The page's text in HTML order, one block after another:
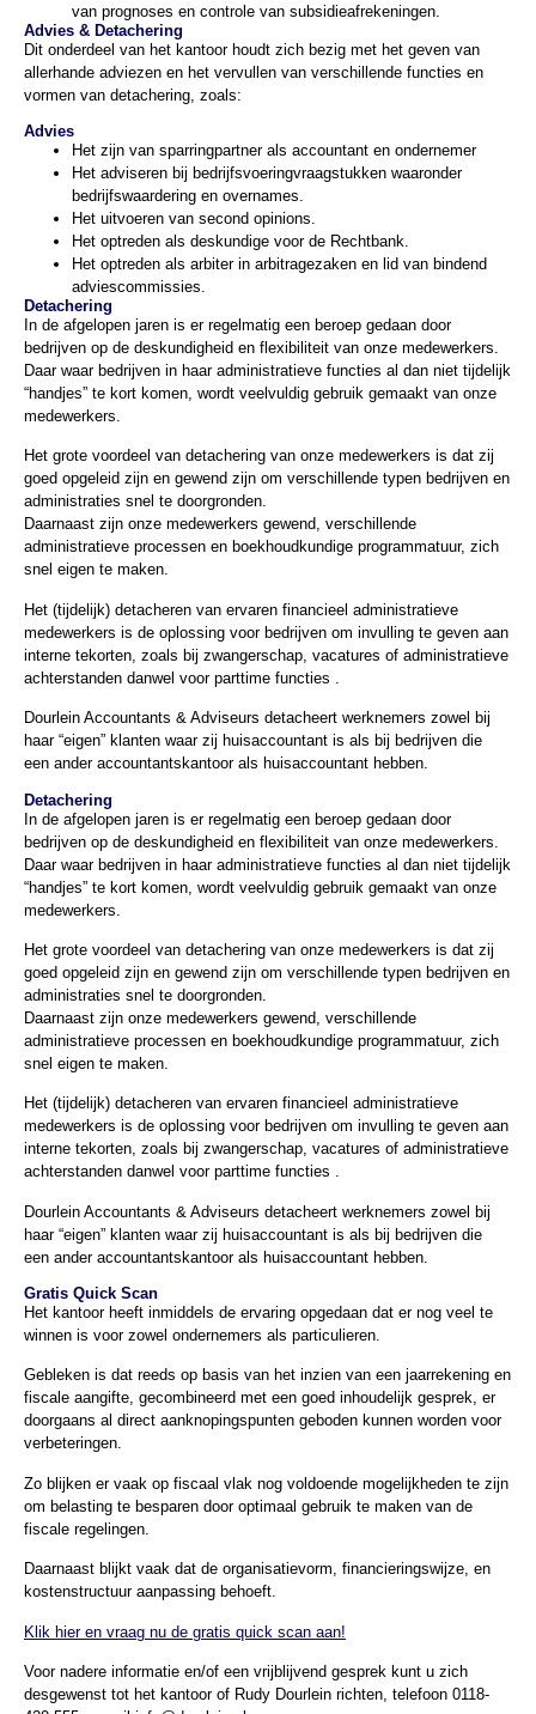
van prognoses en controle van subsidieafrekeningen.
Advies & Detachering
Dit onderdeel van het kantoor houdt zich bezig met het geven van
allerhande adviezen en het vervullen van verschillende functies en
vormen van detachering, zoals:
Advies
Het zijn van sparringpartner als accountant en ondernemer
Het adviseren bij bedrijfsvoeringvraagstukken waaronder
bedrijfswaardering en overnames.
Het uitvoeren van second opinions.
Het optreden als deskundige voor de Rechtbank.
Het optreden als arbiter in arbitragezaken en lid van bindend
adviescommissies.
Detachering
In de afgelopen jaren is er regelmatig een beroep gedaan door
bedrijven op de deskundigheid en flexibiliteit van onze medewerkers.
Daar waar bedrijven in haar administratieve functies al dan niet tijdelijk
“handjes” te kort komen, wordt veelvuldig gebruik gemaakt van onze
medewerkers.
Het grote voordeel van detachering van onze medewerkers is dat zij
goed opgeleid zijn en gewend zijn om verschillende typen bedrijven en
administraties snel te doorgronden.
Daarnaast zijn onze medewerkers gewend, verschillende
administratieve processen en boekhoudkundige programmatuur, zich
snel eigen te maken.
Het (tijdelijk) detacheren van ervaren financieel administratieve
medewerkers is de oplossing voor bedrijven om invulling te geven aan
interne tekorten, zoals bij zwangerschap, vacatures of administratieve
achterstanden danwel voor parttime functies .
Dourlein Accountants & Adviseurs detacheert werknemers zowel bij
haar “eigen” klanten waar zij huisaccountant is als bij bedrijven die
een ander accountantskantoor als huisaccountant hebben.
Detachering
In de afgelopen jaren is er regelmatig een beroep gedaan door
bedrijven op de deskundigheid en flexibiliteit van onze medewerkers.
Daar waar bedrijven in haar administratieve functies al dan niet tijdelijk
“handjes” te kort komen, wordt veelvuldig gebruik gemaakt van onze
medewerkers.
Het grote voordeel van detachering van onze medewerkers is dat zij
goed opgeleid zijn en gewend zijn om verschillende typen bedrijven en
administraties snel te doorgronden.
Daarnaast zijn onze medewerkers gewend, verschillende
administratieve processen en boekhoudkundige programmatuur, zich
snel eigen te maken.
Het (tijdelijk) detacheren van ervaren financieel administratieve
medewerkers is de oplossing voor bedrijven om invulling te geven aan
interne tekorten, zoals bij zwangerschap, vacatures of administratieve
achterstanden danwel voor parttime functies .
Dourlein Accountants & Adviseurs detacheert werknemers zowel bij
haar “eigen” klanten waar zij huisaccountant is als bij bedrijven die
een ander accountantskantoor als huisaccountant hebben.
Gratis Quick Scan
Het kantoor heeft inmiddels de ervaring opgedaan dat er nog veel te
winnen is voor zowel ondernemers als particulieren.
Gebleken is dat reeds op basis van het inzien van een jaarrekening en
fiscale aangifte, gecombineerd met een goed inhoudelijk gesprek, er
doorgaans al direct aanknopingspunten geboden kunnen worden voor
verbeteringen.
Zo blijken er vaak op fiscaal vlak nog voldoende mogelijkheden te zijn
om belasting te besparen door optimaal gebruik te maken van de
fiscale regelingen.
Daarnaast blijkt vaak dat de organisatievorm, financieringswijze, en
kostenstructuur aanpassing behoeft.
Klik hier en vraag nu de gratis quick scan aan!
Voor nadere informatie en/of een vrijblijvend gesprek kunt u zich
desgewenst tot het kantoor of Rudy Dourlein richten, telefoon 0118-